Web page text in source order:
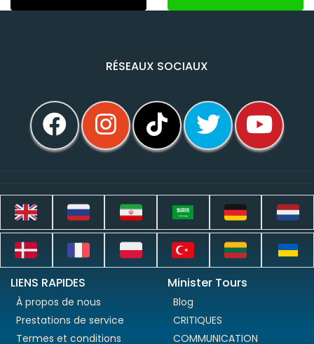
RÉSEAUX SOCIAUX
LIENS RAPIDES
À propos de nous
Prestations de service
Termes et conditions
Minister Tours
Blog
CRITIQUES
COMMUNICATION